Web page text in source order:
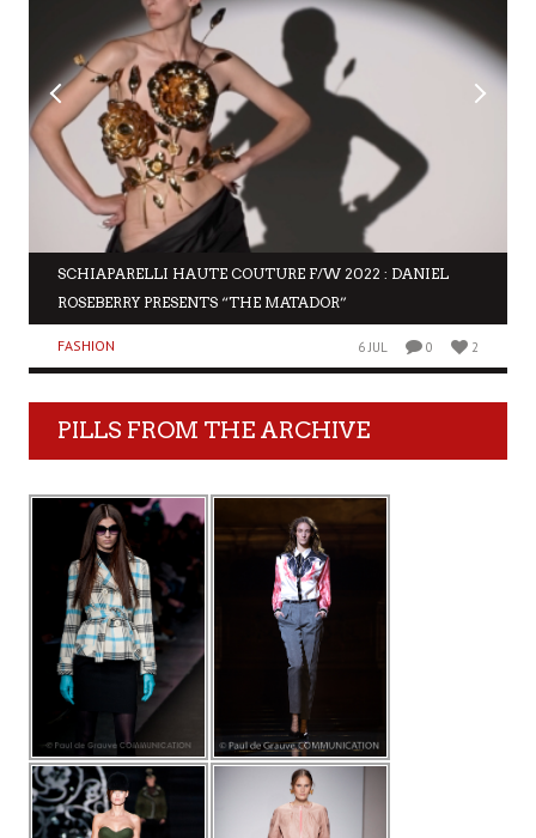
SCHIAPARELLI HAUTE COUTURE F/W 2022 : DANIEL
ROSEBERRY PRESENTS “THE MATADOR”
FASHION 6 JUL 0 2
PILLS FROM THE ARCHIVE